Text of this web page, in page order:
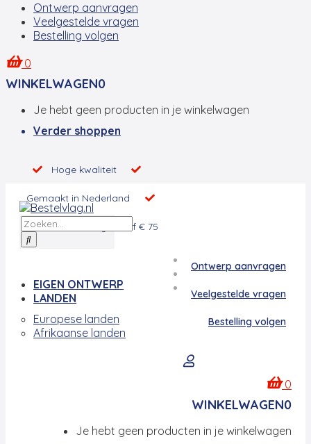
Ontwerp aanvragen
Veelgestelde vragen
Bestelling volgen
0
WINKELWAGEN0
Je hebt geen producten in je winkelwagen
Verder shoppen
Hoge kwaliteit
Gemaakt in Nederland
Gratisverzending vanaf € 75
Ontwerp aanvragen
Veelgestelde vragen
Bestelling volgen
0
WINKELWAGEN0
Je hebt geen producten in je winkelwagen
EIGEN ONTWERP
LANDEN
Europese landen
Afrikaanse landen